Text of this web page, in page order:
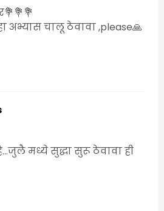
अभ्यास चालू ठेवावा ,please🙏
मध्ये सुद्धा सुरू ठेवावा ही